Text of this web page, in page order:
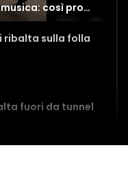
Fuori le bombe, dentro la musica: così prosegue la vita a Kiev
ribalta sulla folla
fuori da tunnel